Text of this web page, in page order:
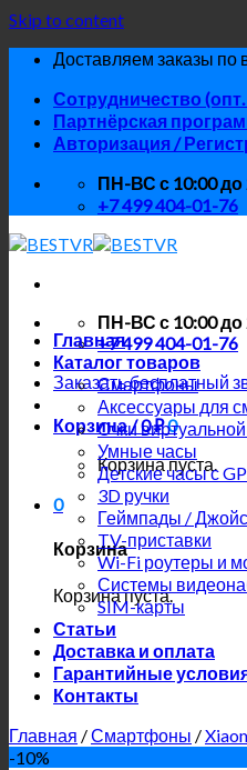
Skip to content
Доставляем заказы по
Сотрудничество
Партнёрская
Авторизация /
ПН-ВС с 10:00 до
+7 499 404-01-76
ПН-ВС с 10:00 до
+7 499 404-01-76
Заказать бесплатный
Корзина /0₽0
Корзина пуста.
0
Корзина
Корзина пуста.
Главная
Каталог товаров
Смартфоны
Аксессуары для
Очки
Умные часы
Детские часы с
3D ручки
Геймпады /
TV-приставки
Wi-Fi роутеры и
Системы
SIM-карты
Статьи
Доставка и оплата
Гарантийные
Контакты
Главная /Смартфоны /
-10%